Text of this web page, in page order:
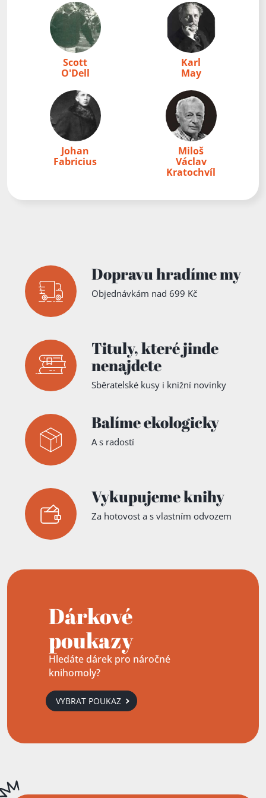
Scott
O'Dell
Karl
May
Johan
Fabricius
Miloš
Václav
Kratochvíl
Dopravu hradíme my
Objednávkám nad 699 Kč
Tituly,které jinde
nenajdete
Sběratelské kusy i knižní novinky
Balíme ekologicky
A s radostí
Vykupujeme knihy
Za hotovost a s vlastním odvozem
Dárkové
poukazy
Hledáte dárek pro náročné
knihomoly?
VYBRAT POUKAZ